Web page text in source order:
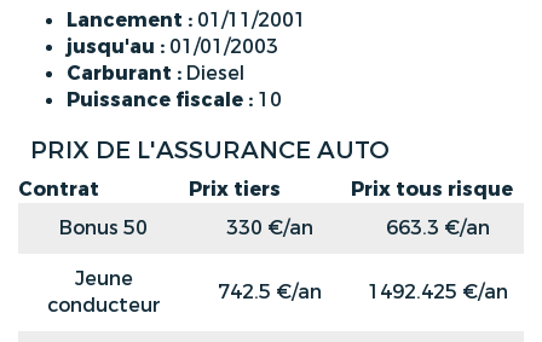
Lancement : 01/11/2001
jusqu'au : 01/01/2003
Carburant : Diesel
Puissance fiscale : 10
PRIX DE L'ASSURANCE AUTO
Contrat Prix tiers
Prix tous risque
Bonus 50
330 €/an
663.3 €/an
Jeune
conducteur
742.5 €/an 1492.425 €/an